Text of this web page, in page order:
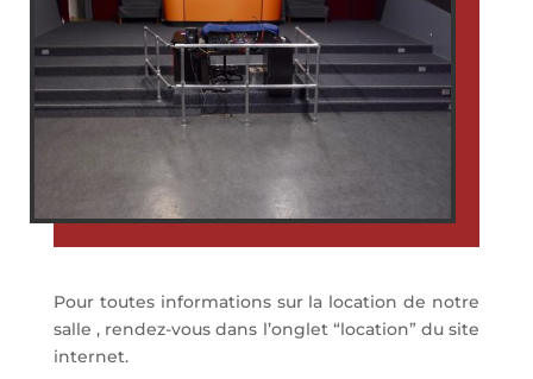
Pour toutes informations sur la location de notre
salle , rendez-vous dans l’onglet “location” du site
internet.